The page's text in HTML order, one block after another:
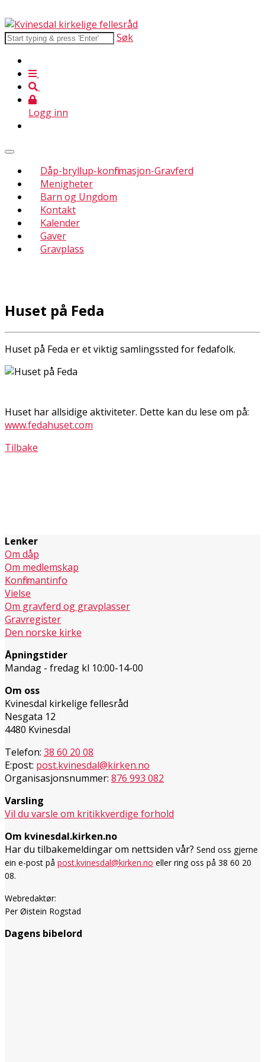
Søk
Logg inn
Dåp-bryllup-konfirmasjon-Gravferd
Menigheter
Barn og Ungdom
Kontakt
Kalender
Gaver
Gravplass
Huset på Feda
Huset på Feda er et viktig samlingssted for fedafolk.
Huset har allsidige aktiviteter. Dette kan du lese om på:
www.fedahuset.com
Tilbake
Lenker
Om dåp
Om medlemskap
Konfirmantinfo
Vielse
Om gravferd og gravplasser
Gravregister
Den norske kirke
Åpningstider
Mandag - fredag kl 10:00-14-00
Om oss
Kvinesdal kirkelige fellesråd
Nesgata 12
4480 Kvinesdal
Telefon: 38 60 20 08
E:post: post.kvinesdal@kirken.no
Organisasjonsnummer: 876 993 082
Varsling
Vil du varsle om kritikkverdige forhold
Om kvinesdal.kirken.no
Har du tilbakemeldingar om nettsiden vår? Send oss gjerne
ein e-post på post.kvinesdal@kirken.no eller ring oss på 38 60 20
08.
Webredaktør:
Per Øistein Rogstad
Dagens bibelord